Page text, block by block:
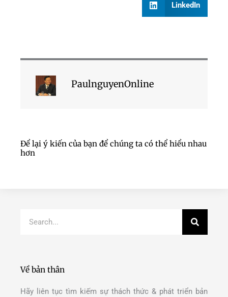
LinkedIn
PaulnguyenOnline
Để lại ý kiến của bạn để chúng ta có thể hiểu nhau
hơn
Về bản thân
Hãy liên tục tìm kiếm sự thách thức & phát triển bản